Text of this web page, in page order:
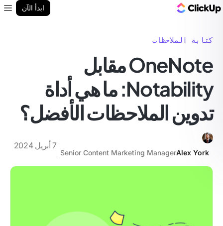
ابدأ الآن
كتابة الملاحظات
OneNote مقابل
Notability: ما هي أداة
تدوين الملاحظات الأفضل؟
Alex York
Senior Content Marketing Manager
7 أبريل 2024